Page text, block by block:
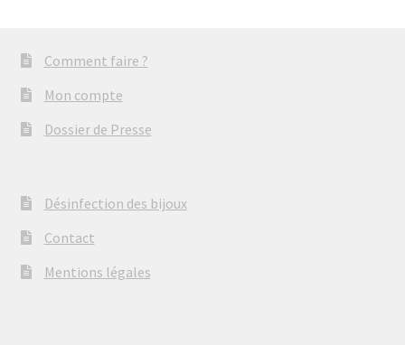
Comment faire ?
Mon compte
Dossier de Presse
Désinfection des bijoux
Contact
Mentions légales